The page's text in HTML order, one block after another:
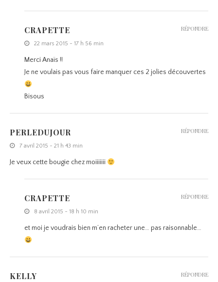
CRAPETTE
22 mars 2015 - 17 h 56 min
Merci Anaïs !!
Je ne voulais pas vous faire manquer ces 2 jolies découvertes
Bisous
RÉPONDRE
PERLEDUJOUR
7 avril 2015 - 21 h 43 min
Je veux cette bougie chez moiiiiiii
RÉPONDRE
CRAPETTE
8 avril 2015 - 18 h 10 min
et moi je voudrais bien m’en racheter une… pas raisonnable…
RÉPONDRE
KELLY RÉPONDRE